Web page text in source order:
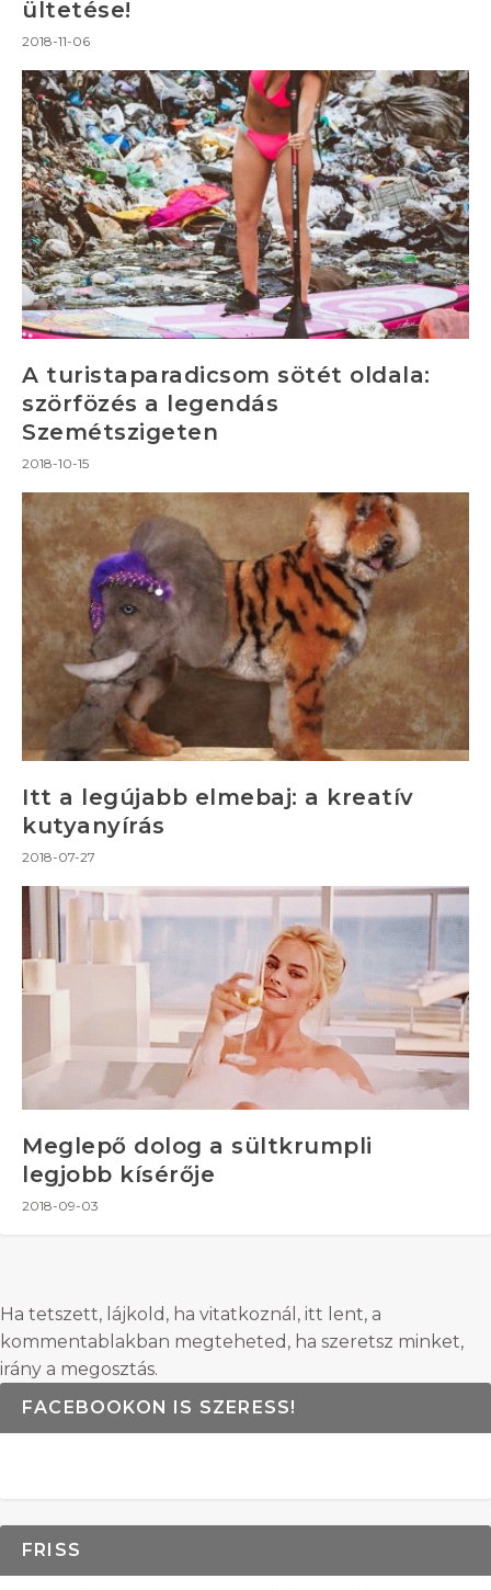
ültetése!
2018-11-06
A turistaparadicsom sötét oldala:
szörfözés a legendás
Szemétszigeten
2018-10-15
Itt a legújabb elmebaj: a kreatív
kutyanyírás
2018-07-27
Meglepő dolog a sültkrumpli
legjobb kísérője
2018-09-03
Ha tetszett, lájkold, ha vitatkoznál, itt lent, a
kommentablakban megteheted, ha szeretsz minket,
irány a megosztás.
FACEBOOKON IS SZERESS!
FRISS